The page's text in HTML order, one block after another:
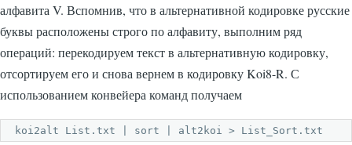
алфавита V. Вспомнив, что в альтернативной кодировке русские
буквы расположены строго по алфавиту, выполним ряд
операций: перекодируем текст в альтернативную кодировку,
отсортируем его и снова вернем в кодировку Koi8-R. С
использованием конвейера команд получаем
koi2alt List.txt | sort | alt2koi > List_Sort.txt